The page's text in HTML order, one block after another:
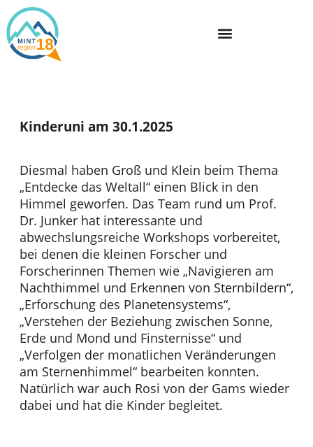
Kinderuni am 30.1.2025
Diesmal haben Groß und Klein beim Thema
„Entdecke das Weltall“ einen Blick in den
Himmel geworfen. Das Team rund um Prof.
Dr. Junker hat interessante und
abwechslungsreiche Workshops vorbereitet,
bei denen die kleinen Forscher und
Forscherinnen Themen wie „Navigieren am
Nachthimmel und Erkennen von Sternbildern“,
„Erforschung des Planetensystems“,
„Verstehen der Beziehung zwischen Sonne,
Erde und Mond und Finsternisse“ und
„Verfolgen der monatlichen Veränderungen
am Sternenhimmel“ bearbeiten konnten.
Natürlich war auch Rosi von der Gams wieder
dabei und hat die Kinder begleitet.